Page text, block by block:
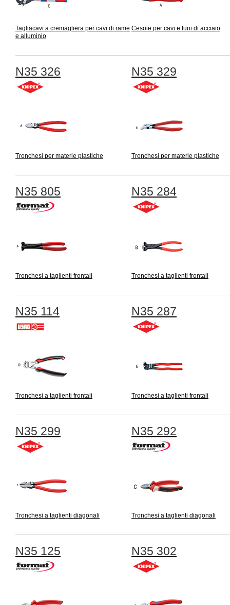
Tagliacavi a cremagliera per cavi di rame
e alluminio
Cesoie per cavi e funi di acciaio
N35 326
Tronchesi per materie plastiche
N35 329
Tronchesi per materie plastiche
N35 805
Tronchesi a taglienti frontali
N35 284
Tronchesi a taglienti frontali
N35 114
Tronchesi a taglienti frontali
N35 287
Tronchesi a taglienti frontali
N35 299
Tronchesi a taglienti diagonali
N35 292
Tronchesi a taglienti diagonali
N35 125 N35 302